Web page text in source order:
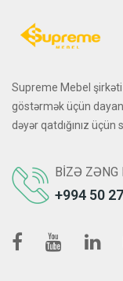
Supreme Mebel
göstərmək üçün
dəyər qatdığınız
BIZƏ ZƏNG
+994 50